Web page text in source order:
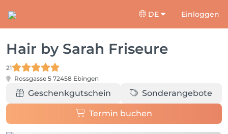
DE Einloggen
Hair by Sarah Friseure
21
Rossgasse 5 72458 Ebingen
Geschenkgutschein Sonderangebote
Termin buchen